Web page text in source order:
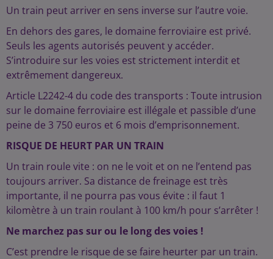
Un train peut arriver en sens inverse sur l’autre voie.
En dehors des gares, le domaine ferroviaire est privé.
Seuls les agents autorisés peuvent y accéder.
S’introduire sur les voies est strictement interdit et
extrêmement dangereux.
Article L2242-4 du code des transports : Toute intrusion
sur le domaine ferroviaire est illégale et passible d’une
peine de 3 750 euros et 6 mois d’emprisonnement.
RISQUE DE HEURT PAR UN TRAIN
Un train roule vite : on ne le voit et on ne l’entend pas
toujours arriver. Sa distance de freinage est très
importante, il ne pourra pas vous évite : il faut 1
kilomètre à un train roulant à 100 km/h pour s’arrêter !
Ne marchez pas sur ou le long des voies !
C’est prendre le risque de se faire heurter par un train.